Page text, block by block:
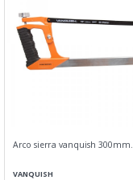
Arco sierra vanquish 300mm.
VANQUISH